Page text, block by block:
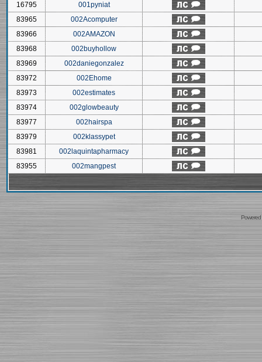
16795
001pyniat
83965
002Acomputer
83966
002AMAZON
83968
002buyhollow
83969
002daniegonzalez
83972
002Ehome
83973
002estimates
83974
002glowbeauty
83977
002hairspa
83979
002klassypet
83981
002laquintapharmacy
83955
002mangpest